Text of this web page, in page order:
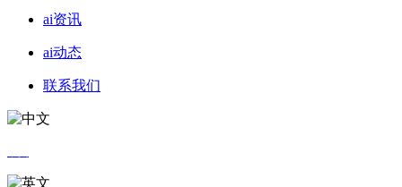
ai资讯
ai动态
联系我们